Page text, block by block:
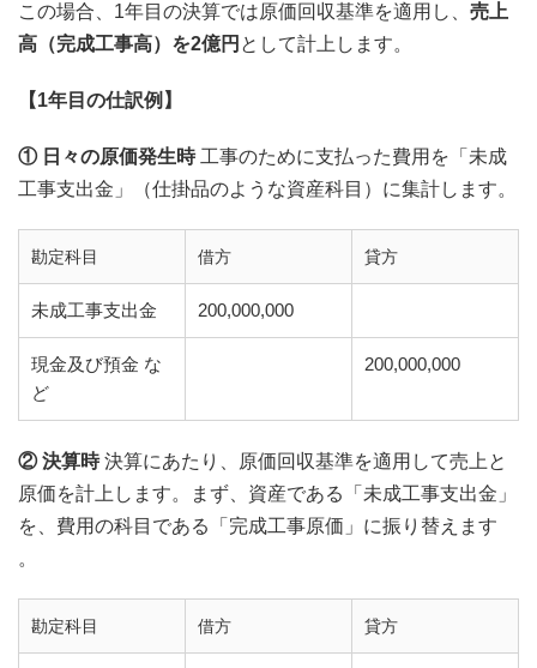
この場合、1年目の決算では原価回収基準を適用し、 売上
高（完成工事高）を2億円 として計上します。
【1年目の仕訳例】
① 日々の原価発生時工事のために支払った費用を「未成
工事支出金」（仕掛品のような資産科目）に集計します。
勘定科目 借方 貸方
未成工事支出金 200,000,000
現金及び預金 な
ど
200,000,000
② 決算時決算にあたり、原価回収基準を適用して売上と
原価を計上します。まず、資産である「未成工事支出金」
を、費用の科目である「完成工事原価」に振り替えます
。
勘定科目 借方 貸方